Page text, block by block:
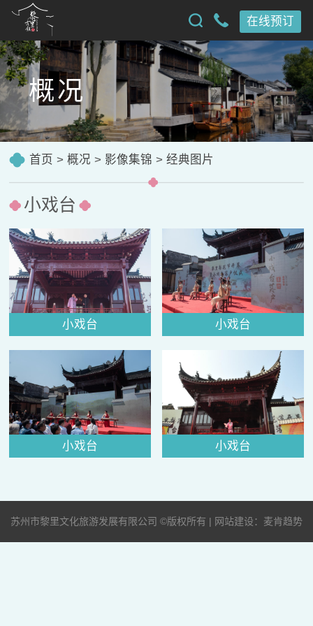
在线预订
概况
首页 >概况 > 影像集锦 >经典图片
小戏台
小戏台 小戏台
小戏台 小戏台
苏州市黎里文化旅游发展有限公司 ©版权所有 | 网站建设：麦肯趋势